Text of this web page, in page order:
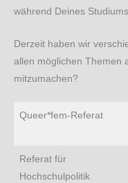
während Deines
Derzeit haben wir
allen möglichen Themen
mitzumachen?
Queer*fem-Referat
Referat für
Hochschulpolitik